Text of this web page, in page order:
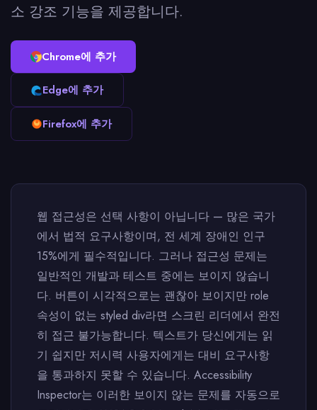
소 강조 기능을 제공합니다.
Chrome에 추가
Edge에 추가
Firefox에 추가
웹 접근성은 선택 사항이 아닙니다 — 많은 국가
에서 법적 요구사항이며, 전 세계 장애인 인구
15%에게 필수적입니다. 그러나 접근성 문제는
일반적인 개발과 테스트 중에는 보이지 않습니
다. 버튼이 시각적으로는 괜찮아 보이지만 role
속성이 없는 styled div라면 스크린 리더에서 완전
히 접근 불가능합니다. 텍스트가 당신에게는 읽
기 쉽지만 저시력 사용자에게는 대비 요구사항
을 통과하지 못할 수 있습니다. Accessibility
Inspector는 이러한 보이지 않는 문제를 자동으로